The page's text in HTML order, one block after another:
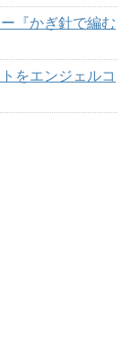
『かぎ針で編む
をエンジェルコ